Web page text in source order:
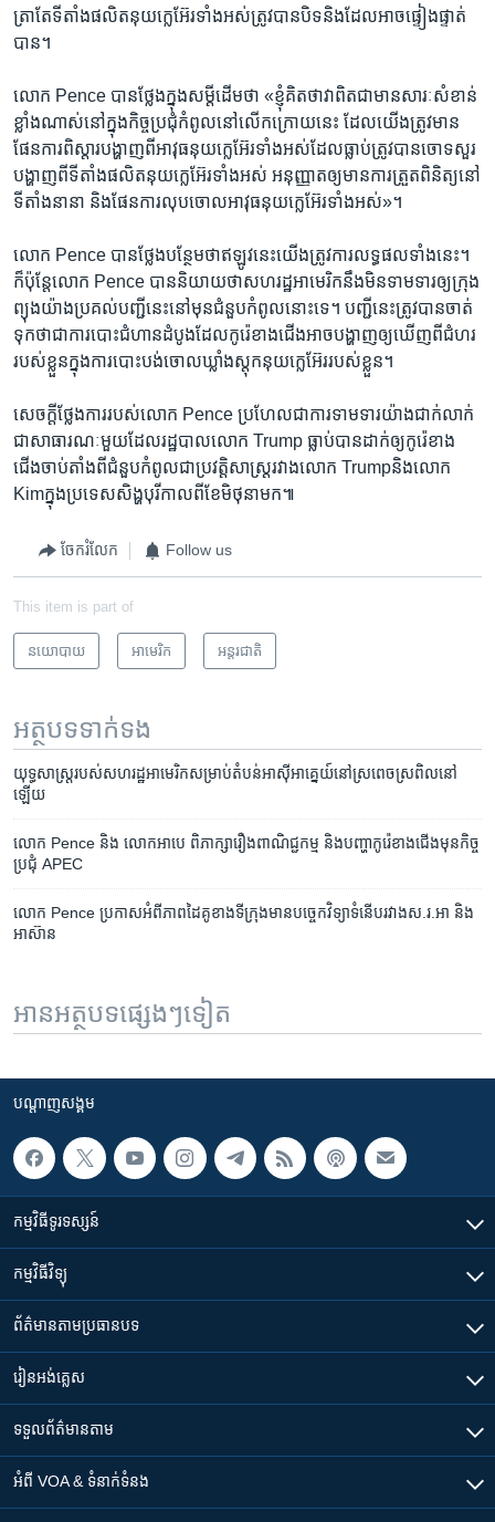
ត្រា​តែ​ទីតាំងផលិត​នុយក្លេអ៊ែរ​ទាំងអស់​ត្រូវ​បាន​បិទ​និង​ដែល​អាច​ផ្ទៀងផ្ទាត់​
បាន។
លោក​ Pence បាន​ថ្លែង​ក្នុង​សម្តី​ដើម​ថា «ខ្ញុំ​គិត​ថា​វា​ពិត​ជា​មាន​សារៈសំខាន់​
ខ្លាំង​ណាស់​នៅក្នុង​កិច្ចប្រជុំកំពូល​នៅ​លើក​ក្រោយ​នេះ​ ដែល​យើង​ត្រូវ​មាន​
ផែនការ​ពិស្តារ​បង្ហាញ​ពី​អាវុធនុយក្លេអ៊ែរ​ទាំងអស់​ដែល​ធ្លាប់​ត្រូវ​បាន​ចោទ​សួរ​
បង្ហាញ​ពី​ទីតាំង​ផលិតនុយក្លេអ៊ែរ​ទាំងអស់ ​អនុញ្ញាត​ឲ្យ​មាន​ការត្រួតពិនិត្យ​នៅ​
ទីតាំង​នានា​ និង​ផែនការ​លុបចោល​អាវុធ​នុយក្លេអ៊ែរ​ទាំងអស់»។
លោក Pence បាន​ថ្លែង​បន្ថែម​ថា​ឥឡូវ​នេះ​យើង​ត្រូវការ​លទ្ធផល​ទាំងនេះ។
ក៏ប៉ុន្តែ​លោក Pence បាន​និយាយ​ថា​សហរដ្ឋអាមេរិក​នឹង​មិន​ទាមទារ​ឲ្យ​ក្រុង
ព្យុងយ៉ាង​ប្រគល់​បញ្ជី​នេះ​នៅមុន​ជំនួប​កំពូល​នោះ​ទេ។ បញ្ជីនេះ​ត្រូវ​បាន​ចាត់
ទុកថា​ជា​ការបោះជំហាន​ដំបូង​ដែល​កូរ៉េខាងជើង​អាច​បង្ហាញ​ឲ្យ​ឃើញ​ពី​ជំហរ​
របស់​ខ្លួន​ក្នុង​ការបោះបង់ចោល​ឃ្លាំងស្តុក​នុយក្លេអ៊ែរ​របស់​ខ្លួន។
សេចក្តីថ្លែងការ​របស់​លោក Pence ប្រហែល​ជា​ការ​ទាមទារ​យ៉ាង​ជាក់លាក់​
ជា​សាធារណៈ​មួយ​ដែល​រដ្ឋបាល​លោក Trump ធ្លាប់​បាន​ដាក់ឲ្យ​កូរ៉េខាង
ជើង​ចាប់តាំង​ពី​ជំនួប​កំពូល​ជា​ប្រវត្តិសាស្ត្រ​រវាង​លោក Trump​និង​លោក
Kimក្នុង​ប្រទេសសិង្ហបុរី​កាល​ពី​ខែមិថុនា​មក៕
ចែករំលែក Follow us
This item is part of
នយោបាយ អាមេរិក​ អន្តរជាតិ
អត្ថបទ​ទាក់ទង
យុទ្ធសាស្ត្រ​របស់​សហរដ្ឋ​អាមេរិក​សម្រាប់​តំបន់​អាស៊ី​អាគ្នេយ៍​នៅ​ស្រពេចស្រពិល​នៅ​
ឡើយ
លោក​ Pence ​និង​ លោក​អាបេ ​ពិភាក្សា​រឿង​ពាណិជ្ជកម្ម ​និង​បញ្ហា​កូរ៉េ​ខាងជើង​មុន​កិច្ច​
ប្រជុំ​ APEC
លោក Pence ប្រកាស​អំពី​ភាព​ដៃគូខាង​ទីក្រុងមាន​បច្ចេកវិទ្យា​ទំនើបរវាង​ស.រ.អា និង​
អាស៊ាន
អានអត្ថបទផ្សេងៗទៀត
បណ្តាញ​សង្គម
កម្មវិធី​ទូរទស្សន៍
កម្មវិធី​វិទ្យុ
ព័ត៌មាន​តាមប្រធានបទ​
រៀន​​អង់គ្លេស
ទទួល​ព័ត៌មាន​តាម
អំពី​ VOA & ទំនាក់ទំនង